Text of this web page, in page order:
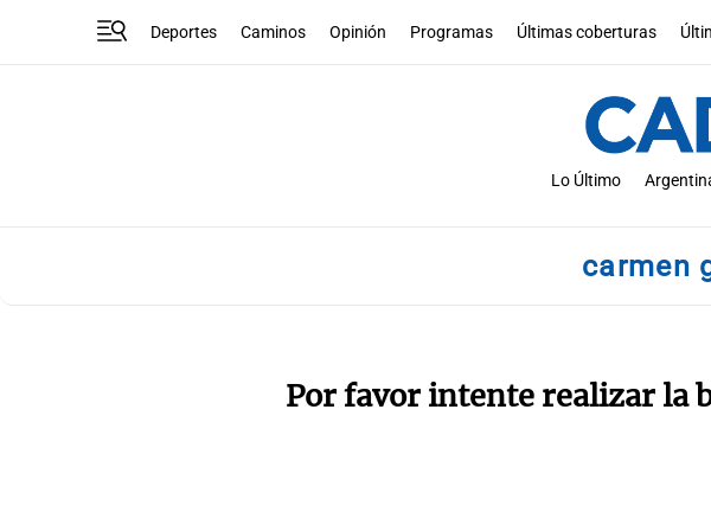
Deportes Caminos Opinión Programas Últimas coberturas
Lo Último
carmen
Por favor intente realizar la